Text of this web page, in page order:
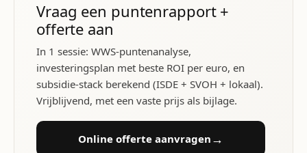
Vraag een puntenrapport +
offerte aan
In 1 sessie: WWS-puntenanalyse,
investeringsplan met beste ROI per euro, en
subsidie-stack berekend (ISDE + SVOH + lokaal).
Vrijblijvend, met een vaste prijs als bijlage.
Online offerte aanvragen →